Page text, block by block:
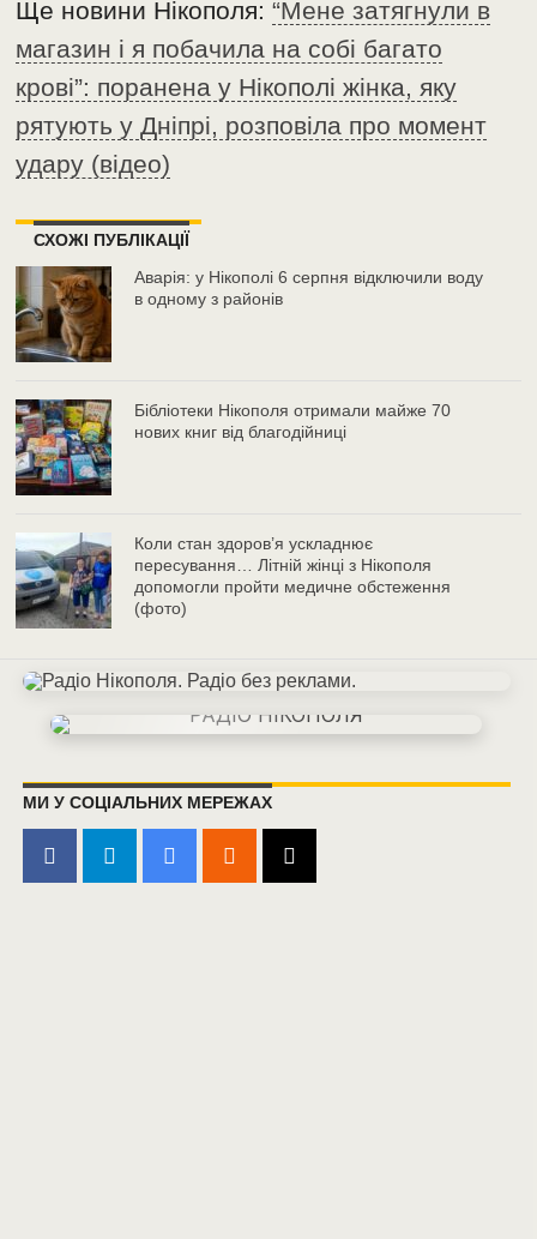
Ще новини Нікополя:“Мене затягнули в
магазин і я побачила на собі багато
крові”: поранена у Нікополі жінка, яку
рятують у Дніпрі, розповіла про момент
удару (відео)
СХОЖІ ПУБЛІКАЦІЇ
Аварія: у Нікополі 6 серпня відключили воду
в одному з районів
Бібліотеки Нікополя отримали майже 70
нових книг від благодійниці
Коли стан здоров’я ускладнює
пересування… Літній жінці з Нікополя
допомогли пройти медичне обстеження
(фото)
МИ У СОЦІАЛЬНИХ МЕРЕЖАХ